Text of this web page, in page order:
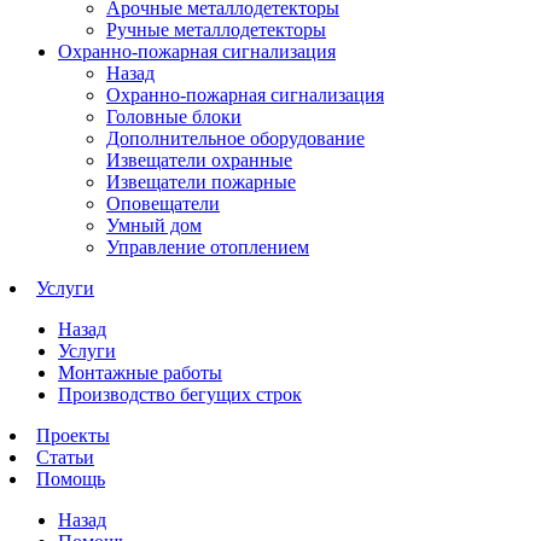
Арочные металлодетекторы
Ручные металлодетекторы
Охранно-пожарная сигнализация
Назад
Охранно-пожарная сигнализация
Головные блоки
Дополнительное оборудование
Извещатели охранные
Извещатели пожарные
Оповещатели
Умный дом
Управление отоплением
Услуги
Назад
Услуги
Монтажные работы
Производство бегущих строк
Проекты
Статьи
Помощь
Назад